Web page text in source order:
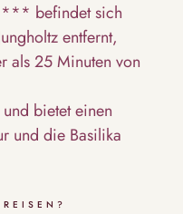
befindet sich
entfernt,
als 25 Minuten von
bietet einen
und die Basilika